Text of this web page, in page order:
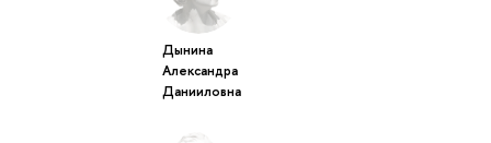
Дынина
Александра
Данииловна